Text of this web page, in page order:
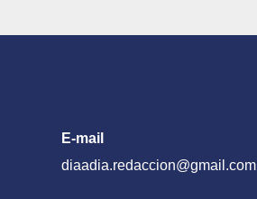
E-mail
diaadia.redaccion@gmail.com